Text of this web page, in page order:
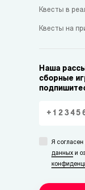
Квесты в
Квесты на
Наша
сборные
Я согласен
данных и